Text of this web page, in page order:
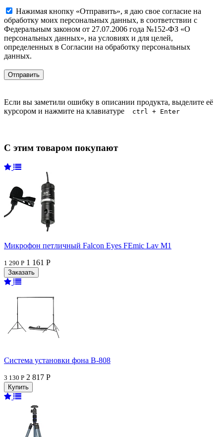
Нажимая кнопку «Отправить», я даю свое согласие на
обработку моих персональных данных, в соответствии с
Федеральным законом от 27.07.2006 года №152-ФЗ «О
персональных данных», на условиях и для целей,
определенных в Согласии на обработку персональных
данных.
Если вы заметили ошибку в описании продукта, выделите её
курсором и нажмите на клавиатуре
ctrl + Enter
С этим товаром покупают
Микрофон петличный Falcon Eyes FEmic Lav M1
1 290 Р 1 161 Р
Система установки фона В-808
3 130 Р 2 817 Р